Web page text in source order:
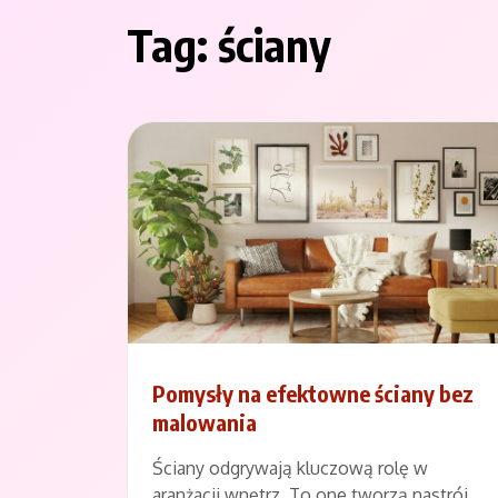
Tag: ściany
Pomysły na efektowne ściany bez
malowania
Ściany odgrywają kluczową rolę w